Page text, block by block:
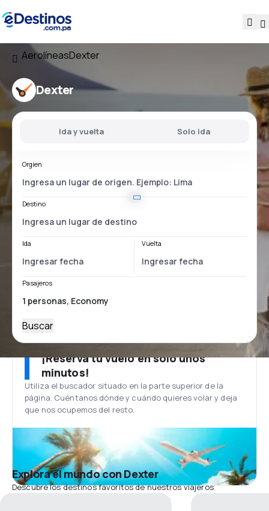
AerolíneasDexter
Dexter
Ida y vuelta Solo ida
Orgien
Destino
Ida Vuelta
Pasajeros
Buscar
¡Reserva tu vuelo en solo unos
minutos!
Utiliza el buscador situado en la parte superior de la
página. Cuéntanos dónde y cuándo quieres volar y deja
que nos ocupemos del resto.
Explora el mundo con Dexter
Descubre los destinos favoritos de nuestros viajeros